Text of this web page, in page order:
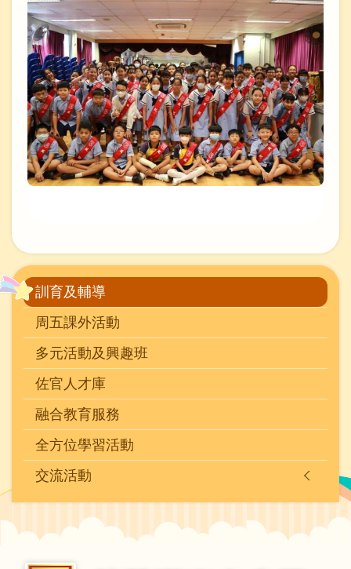
Main
navigation
訓育及輔導
周五課外活動
多元活動及興趣班
佐官人才庫
融合教育服務
全方位學習活動
交流活動